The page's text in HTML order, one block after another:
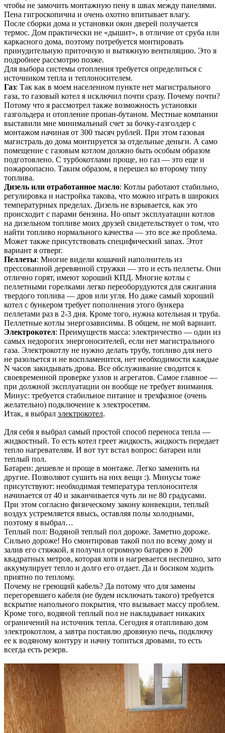
чтобы не замочить монтажную пену в швах между панелями.
Пена гигроскопична и очень охотно впитывает влагу.
После сборки дома и установки окон дверей получается
термос. Дом практически не «дышит», в отличие от сруба или
каркасного дома, поэтому потребуется монтировать
принудительную приточную и вытяжную вентиляцию. Это я
подробнее рассмотрю позже.
Для выбора системы отопления требуется определиться с
источником тепла и теплоносителем.
Газ: Так как в моем населенном пункте нет магистрального
газа, то газовый котел я исключил почти сразу. Почему почти?
Потому что я рассмотрел также возможность установки
газгольдера и отопление пропан-бутаном. Местные компании
выставили мне минимальный счет за бочку-газголдер с
монтажом начиная от 300 тысяч рублей. При этом газовая
магистраль до дома монтируется за отдельные деньги. А само
помещение с газовым котлом должно быть особым образом
подготовлено. С турбокотлами проще, но газ — это еще и
пожароопасно. Таким образом, я перешел ко второму типу
топлива.
Дизель или отработанное масло: Котлы работают стабильно,
регулировка и настройка такова, что можно играть в широких
температурных пределах. Дизель не взрывается, как это
происходит с парами бензина. Но опыт эксплуатации котлов
на дизельном топливе моих друзей свидетельствует о том, что
найти топливо нормального качества — это все же проблема.
Может также присутствовать специфический запах. Этот
вариант я отверг.
Пеллеты: Многие видели кошачий наполнитель из
прессованной деревянной стружки — это и есть пеллеты. Они
отлично горят, имеют хороший КПД. Многие котлы с
пеллетными горелками легко переоборудуются для сжигания
твердого топлива — дров или угля. Но даже самый хороший
котел с бункером требует пополнения этого бункера
пеллетами раз в 2-3 дня. Кроме того, нужна котельная и труба.
Пеллетные котлы энергозависимы. В общем, не мой вариант.
Электрокотел: Преимуществ масса: электричество — один из
самых недорогих энергоносителей, если нет магистрального
газа. Электрокотлу не нужно делать трубу, топливо для него
не разольется и не воспламенится, нет необходимости каждые
N часов закидывать дрова. Все обслуживание сводится к
своевременной проверке узлов и агрегатов. Самое главное —
при должной эксплуатации он вообще не требует внимания.
Минус: требуется стабильное питание и трехфазное (очень
желательно) подключение к электросетям.
Итак, я выбрал электрокотел.
Для себя я выбрал самый простой способ переноса тепла —
жидкостный. То есть котел греет жидкость, жидкость передает
тепло нагревателям. И вот тут встал вопрос: батареи или
теплый пол.
Батареи: дешевле и проще в монтаже. Легко заменить на
другие. Позволяют сушить на них вещи :). Минусы тоже
присутствуют: необходимая температура теплоносителя
начинается от 40 и заканчивается чуть ли не 80 градусами.
При этом согласно физическому закону конвекции, теплый
воздух устремляется ввысь, оставляя полы холодными,
поэтому я выбрал…
Теплый пол: Водяной теплый пол дороже. Заметно дороже.
Сильно дороже! Но смонтировав такой пол по всему дому и
залив его стяжкой, я получил огромную батарею в 200
квадратных метров, которая хотя и нагревается неспешно, зато
аккумулирует тепло и долго его отдает. Да и босиком ходить
приятно по теплому.
Почему не греющий кабель? Да потому что для замены
перегоревшего кабеля (не будем исключать такого) требуется
вскрытие напольного покрытия, что вызывает массу проблем.
Кроме того, водяной теплый пол не накладывает никаких
ограничений на источник тепла. Сегодня я отапливаю дом
электрокотлом, а завтра поставлю дровяную печь, подключу
ее к водяному контуру и начну топиться дровами, то есть
всегда есть резерв.